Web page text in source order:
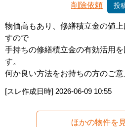
削除依頼 投
物価高もあり、修繕積立金の値
すので
手持ちの修繕積立金の有効活用
す。
何か良い方法をお持ちの方のご意
[スレ作成日時] 2026-06-09 10:55
ほかの物件を